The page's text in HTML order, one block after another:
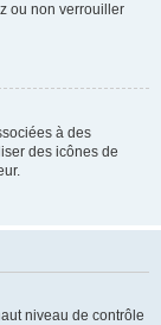
ou non verrouiller
à des
des icônes de
niveau de contrôle